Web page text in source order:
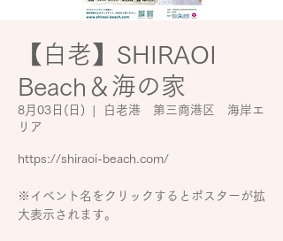
【白老】SHIRAOI
Beach＆海の家
8月03日(日)
白老港 第三商港区 海岸エ
リア
https://shiraoi-beach.com/
※イベント名をクリックするとポスターが拡
大表示されます。